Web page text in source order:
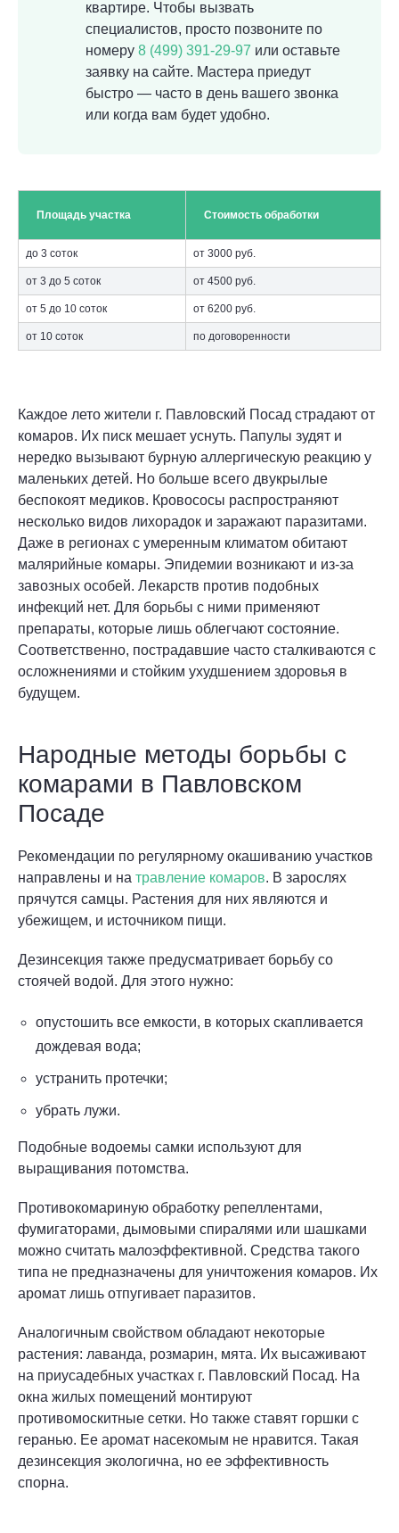
квартире. Чтобы вызвать
специалистов, просто позвоните по
номеру 8 (499) 391-29-97 или оставьте
заявку на сайте. Мастера приедут
быстро — часто в день вашего звонка
или когда вам будет удобно.
Площадь участка Стоимость обработки
до 3 соток от 3000 руб.
от 3 до 5 соток от 4500 руб.
от 5 до 10 соток от 6200 руб.
от 10 соток по договоренности
Каждое лето жители г. Павловский Посад страдают от
комаров. Их писк мешает уснуть. Папулы зудят и
нередко вызывают бурную аллергическую реакцию у
маленьких детей. Но больше всего двукрылые
беспокоят медиков. Кровососы распространяют
несколько видов лихорадок и заражают паразитами.
Даже в регионах с умеренным климатом обитают
малярийные комары. Эпидемии возникают и из-за
завозных особей. Лекарств против подобных
инфекций нет. Для борьбы с ними применяют
препараты, которые лишь облегчают состояние.
Соответственно, пострадавшие часто сталкиваются с
осложнениями и стойким ухудшением здоровья в
будущем.
Народные методы борьбы с
комарами в Павловском
Посаде
Рекомендации по регулярному окашиванию участков
направлены и на травление комаров. В зарослях
прячутся самцы. Растения для них являются и
убежищем, и источником пищи.
Дезинсекция также предусматривает борьбу со
стоячей водой. Для этого нужно:
опустошить все емкости, в которых скапливается
дождевая вода;
устранить протечки;
убрать лужи.
Подобные водоемы самки используют для
выращивания потомства.
Противокомариную обработку репеллентами,
фумигаторами, дымовыми спиралями или шашками
можно считать малоэффективной. Средства такого
типа не предназначены для уничтожения комаров. Их
аромат лишь отпугивает паразитов.
Аналогичным свойством обладают некоторые
растения: лаванда, розмарин, мята. Их высаживают
на приусадебных участках г. Павловский Посад. На
окна жилых помещений монтируют
противомоскитные сетки. Но также ставят горшки с
геранью. Ее аромат насекомым не нравится. Такая
дезинсекция экологична, но ее эффективность
спорна.